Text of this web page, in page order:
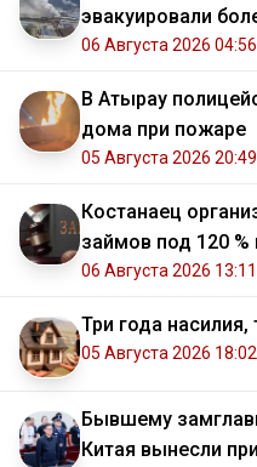
эвакуировали
06 Августа 2026 04:56
В Атырау
дома при пожаре
05 Августа 2026 20:49
Костанаец
займов под 120
06 Августа 2026 13:11
Три года
05 Августа 2026 18:02
Бывшему
Китая вынесли